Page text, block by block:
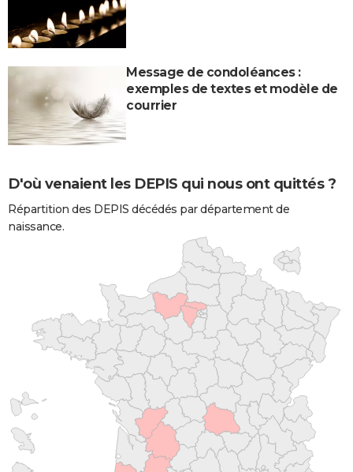
Message de condoléances :
exemples de textes et modèle de
courrier
D'où venaient les DEPIS qui nous ont quittés ?
Répartition des DEPIS décédés par département de
naissance.